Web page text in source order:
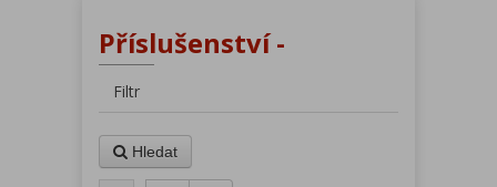
Příslušenství -
Filtr
Hledat